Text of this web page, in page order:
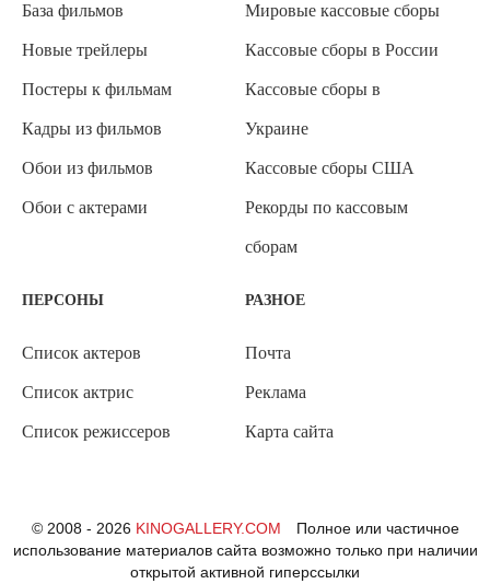
База фильмов
Новые трейлеры
Постеры к фильмам
Кадры из фильмов
Обои из фильмов
Обои с актерами
Мировые кассовые сборы
Кассовые сборы в России
Кассовые сборы в
Украине
Кассовые сборы США
Рекорды по кассовым
сборам
ПЕРСОНЫ
Список актеров
Список актрис
Список режиссеров
РАЗНОЕ
Почта
Реклама
Карта сайта
© 2008 - 2026 KINOGALLERY.COM
Полное или частичное
использование материалов сайта возможно только при наличии
открытой активной гиперссылки